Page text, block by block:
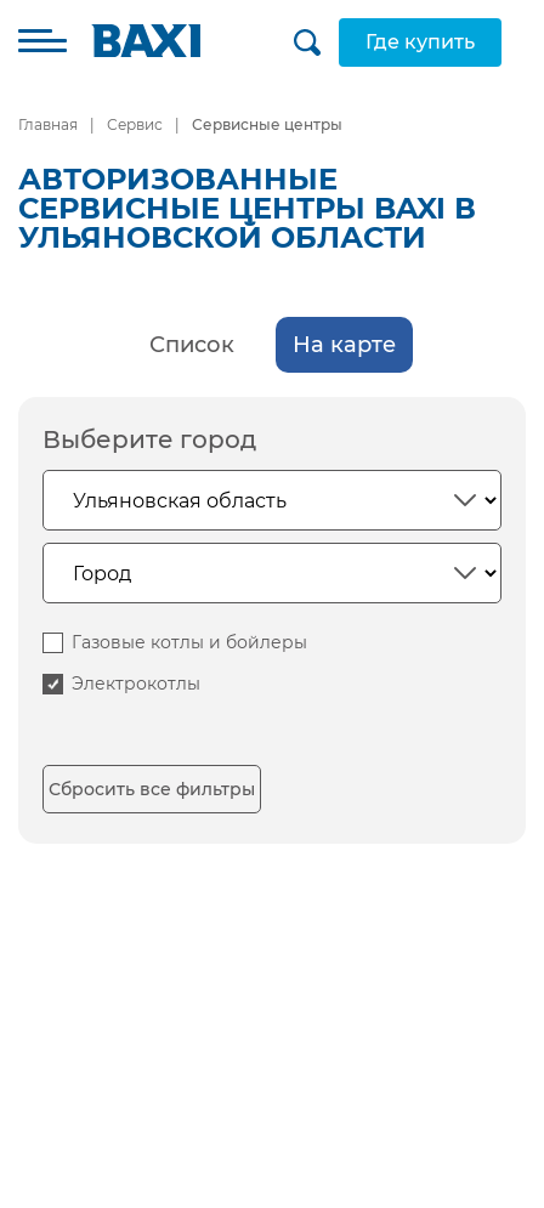
Где купить
Главная Сервис Сервисные центры
АВТОРИЗОВАННЫЕ
СЕРВИСНЫЕ ЦЕНТРЫ BAXI В
УЛЬЯНОВСКОЙ ОБЛАСТИ
Список На карте
Выберите город
Газовые котлы и бойлеры
Электрокотлы
Сбросить все фильтры